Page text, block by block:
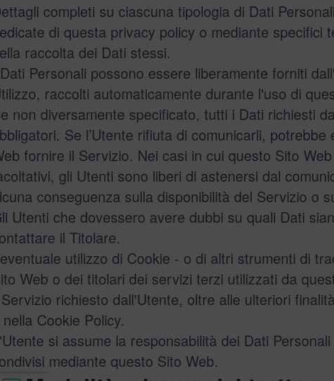
completi su ciascuna tipologia di Dati
di questa privacy policy o mediante specifici
raccolta dei Dati stessi.
Personali possono essere liberamente forniti
raccolti automaticamente durante l'uso di
non diversamente specificato, tutti i Dati richiesti
Se l’Utente rifiuta di comunicarli,
fornire il Servizio. Nei casi in cui questo Sito
gli Utenti sono liberi di astenersi dal
conseguenza sulla disponibilità del Servizio o
Utenti che dovessero avere dubbi su quali Dati
il Titolare.
utilizzo di Cookie - o di altri strumenti di
Web o dei titolari dei servizi terzi utilizzati da
richiesto dall'Utente, oltre alle ulteriori
Cookie Policy.
si assume la responsabilità dei Dati
mediante questo Sito Web.